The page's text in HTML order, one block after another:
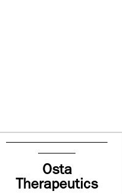
Osta
Therapeutics